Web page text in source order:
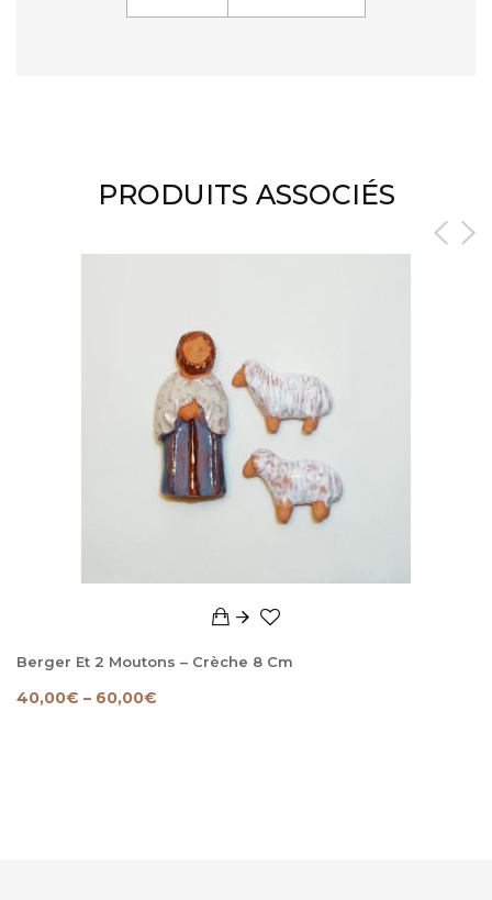
PRODUITS ASSOCIÉS
Berger Et 2 Moutons – Crèche 8 Cm
40,00€ – 60,00€